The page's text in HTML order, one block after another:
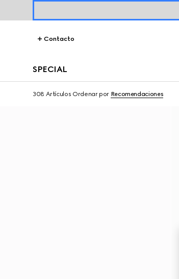
Contacto
SPECIAL
308 Artículos Ordenar por Recomendaciones